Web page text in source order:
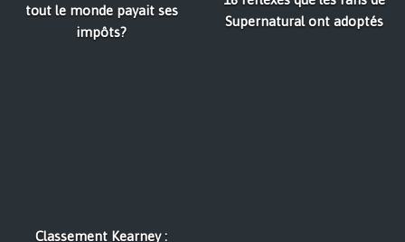
tout le monde payait ses
impôts?
Supernatural ont adoptés
Classement Kearney :